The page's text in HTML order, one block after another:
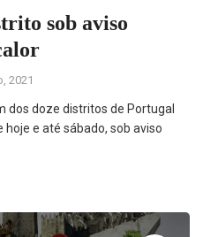
sob aviso
2021
dos doze distritos de Portugal
e até sábado, sob aviso